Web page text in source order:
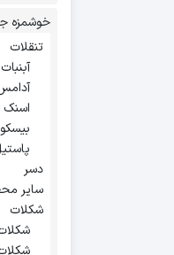
خوشمزه
تنقلات
دسر
سایر
شکلات